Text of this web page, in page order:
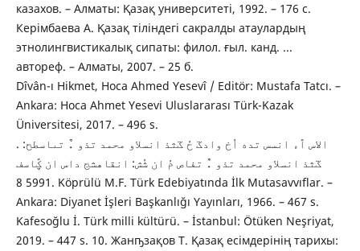
казахов. – Алматы: Қазақ университеті, 1992. – 176 с.
Керімбаева А. Қазақ тіліндегі сакралды атаулардың
этнолингвистикалық сипаты: филол. ғыл. канд. ...
автореф. – Алматы, 2007. – 25 б.
Dîvân-ı Hikmet, Hoca Ahmed Yesevî / Editör: Mustafa Tatcı. –
Ankara: Hoca Ahmet Yesevi Uluslararası Türk-Kazak
Üniversitesi, 2017. – 496 s.
. الاس اًء انسس تده اُخ وادػ حُ ػثذ انسلاو محمد تذو .ٌ تىاسطح:
ػثذ انسلاو محمد تذو .ٌ تفاص مُ ان شُش: انقاهشج داس ان ؼًاسف
5991 8. Köprülü M.F. Türk Edebiyatında İlk Mutasavvıflar. –
Ankara: Diyanet İşleri Başkanlığı Yayınları, 1966. – 467 s.
Kafesoğlu İ. Türk milli kültürü. – İstanbul: Ötüken Neşriyat,
2019. – 447 s. 10. Жанҧзақов Т. Қазақ есімдерінің тарихы: